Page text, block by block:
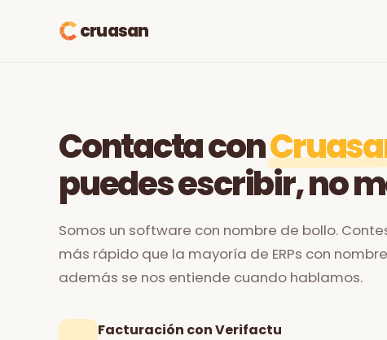
cruasan
Contacta con
puedes escribir, no
Somos un software con nombre de bollo.
más rápido que la mayoría de ERPs con
además se nos entiende cuando hablamos.
Facturación con Verifactu